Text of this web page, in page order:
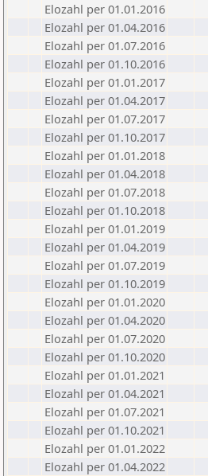
Elozahl per 01.01.2016
Elozahl per 01.04.2016
Elozahl per 01.07.2016
Elozahl per 01.10.2016
Elozahl per 01.01.2017
Elozahl per 01.04.2017
Elozahl per 01.07.2017
Elozahl per 01.10.2017
Elozahl per 01.01.2018
Elozahl per 01.04.2018
Elozahl per 01.07.2018
Elozahl per 01.10.2018
Elozahl per 01.01.2019
Elozahl per 01.04.2019
Elozahl per 01.07.2019
Elozahl per 01.10.2019
Elozahl per 01.01.2020
Elozahl per 01.04.2020
Elozahl per 01.07.2020
Elozahl per 01.10.2020
Elozahl per 01.01.2021
Elozahl per 01.04.2021
Elozahl per 01.07.2021
Elozahl per 01.10.2021
Elozahl per 01.01.2022
Elozahl per 01.04.2022